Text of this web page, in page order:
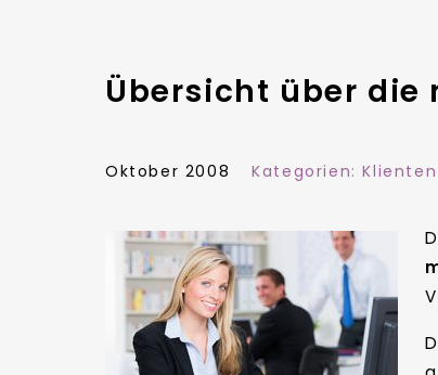
Übersicht über die
Oktober 2008 Kategorien: